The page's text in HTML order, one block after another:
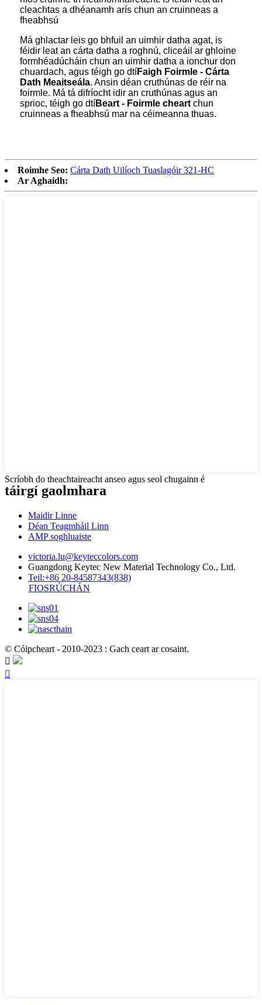
cleachtas a dhéanamh arís chun an cruinneas a
fheabhsú
Má ghlactar leis go bhfuil an uimhir datha agat, is
féidir leat an cárta datha a roghnú, cliceáil ar ghloine
formhéadúcháin chun an uimhir datha a ionchur don
chuardach, agus téigh go dtíFaigh Foirmle - Cárta
Dath Meaitseála. Ansin déan cruthúnas de réir na
foirmle. Má tá difríocht idir an cruthúnas agus an
sprioc, téigh go dtíBeart - Foirmle cheart chun
cruinneas a fheabhsú mar na céimeanna thuas.
Roimhe Seo: Cárta Dath Uilíoch Tuaslagóir 321-HC
Ar Aghaidh:
Scríobh do theachtaireacht anseo agus seol chugainn é
táirgí gaolmhara
Maidir Linne
Déan Teagmháil Linn
AMP soghluaiste
victoria.lu@keyteccolors.com
Guangdong Keytec New Material Technology Co., Ltd.
Teil:+86 20-84587343(838)
FIOSRÚCHÁN
© Cóipcheart - 2010-2023 : Gach ceart ar cosaint.

